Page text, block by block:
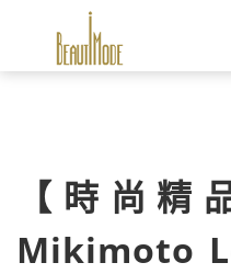
【時尚精
Mikimoto